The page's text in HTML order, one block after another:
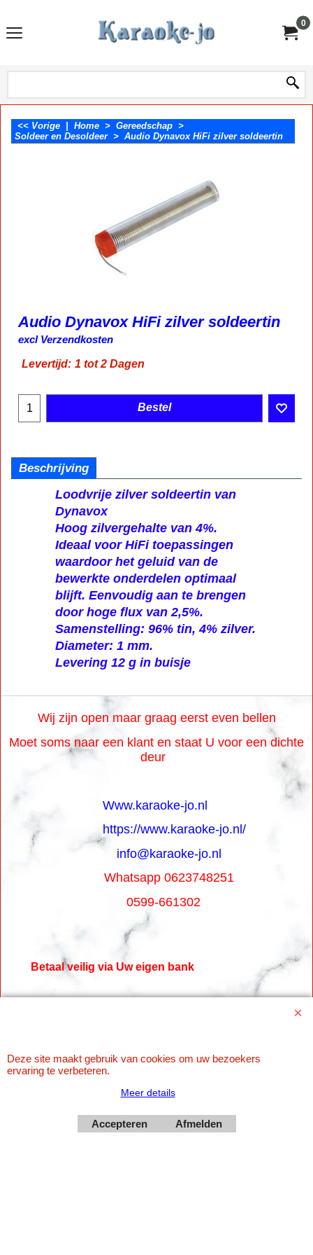
0
<< Vorige Home > Gereedschap >
Soldeer en Desoldeer> Audio Dynavox HiFi zilver soldeertin
Audio Dynavox HiFi zilver soldeertin
€7.99 incl BTW
excl Verzendkosten
Beschrijving
Loodvrije zilver soldeertin van
Dynavox
Hoog zilvergehalte van 4%.
Ideaal voor HiFi toepassingen
waardoor het geluid van de
bewerkte onderdelen optimaal
blijft. Eenvoudig aan te brengen
door hoge flux van 2,5%.
Samenstelling: 96% tin, 4% zilver.
Diameter: 1 mm.
Wij zijn open maar graag eerst even bellen
Moet soms naar een klant en staat U voor een dichte
deur
Www.karaoke-jo.nl
https://www.karaoke-jo.nl/
info@karaoke-jo.nl
Whatsapp 0623748251
0599-661302
Betaal veilig via Uw eigen bank
Webwinkel gemaakt met
Deze site maakt gebruik van cookies om uw bezoekers
ervaring te verbeteren.
Meer details
Accepteren Afmelden